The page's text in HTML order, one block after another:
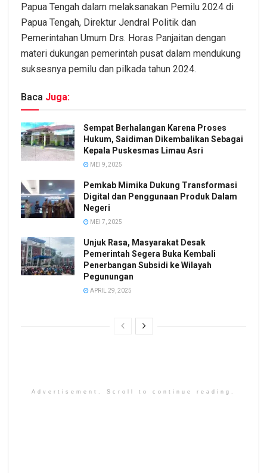
Papua Tengah dalam melaksanakan Pemilu 2024 di
Papua Tengah, Direktur Jendral Politik dan
Pemerintahan Umum Drs. Horas Panjaitan dengan
materi dukungan pemerintah pusat dalam mendukung
suksesnya pemilu dan pilkada tahun 2024.
Baca Juga:
Sempat Berhalangan Karena Proses
Hukum, Saidiman Dikembalikan Sebagai
Kepala Puskesmas Limau Asri
MEI 9, 2025
Pemkab Mimika Dukung Transformasi
Digital dan Penggunaan Produk Dalam
Negeri
MEI 7, 2025
Unjuk Rasa, Masyarakat Desak
Pemerintah Segera Buka Kembali
Penerbangan Subsidi ke Wilayah
Pegunungan
APRIL 29, 2025
Advertisement. Scroll to continue reading.